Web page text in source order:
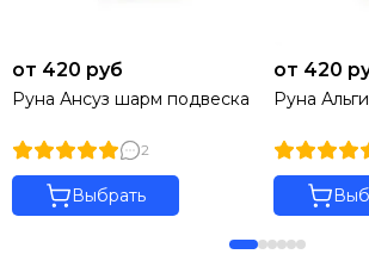
от 420 руб
Руна Ансуз шарм подвеска
2
Выбрать
от 420
Руна